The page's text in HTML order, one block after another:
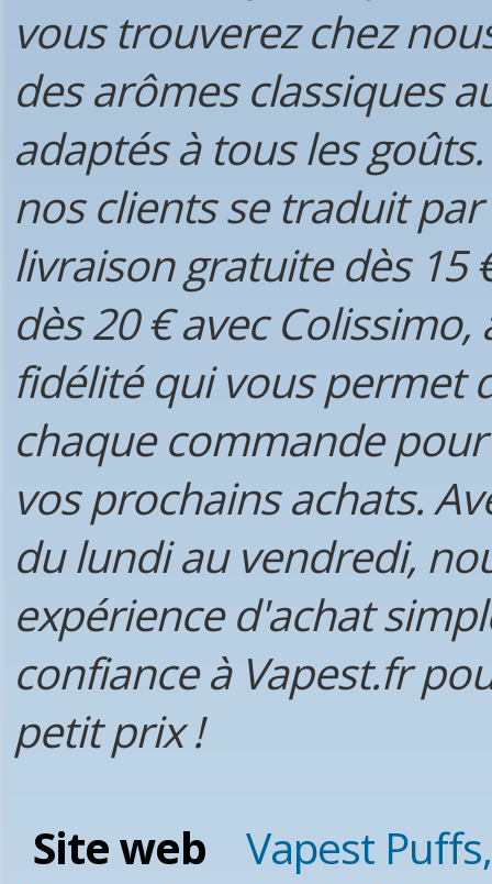
vous trouverez chez
des arômes classiques
adaptés à tous les
nos clients se traduit
livraison gratuite dès 15
dès 20 € avec
fidélité qui vous permet
chaque commande
vos prochains achats.
du lundi au vendredi,
expérience d'achat
confiance à Vapest.fr
petit prix !
Site web
Vapest